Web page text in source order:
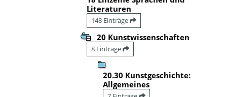
Literaturen
148 Einträge
20 Kunstwissenschaften
8 Einträge
20.30 Kunstgeschichte:
Allgemeines